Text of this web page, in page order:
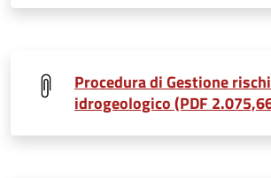
Procedura di Gestione
idrogeologico (PDF